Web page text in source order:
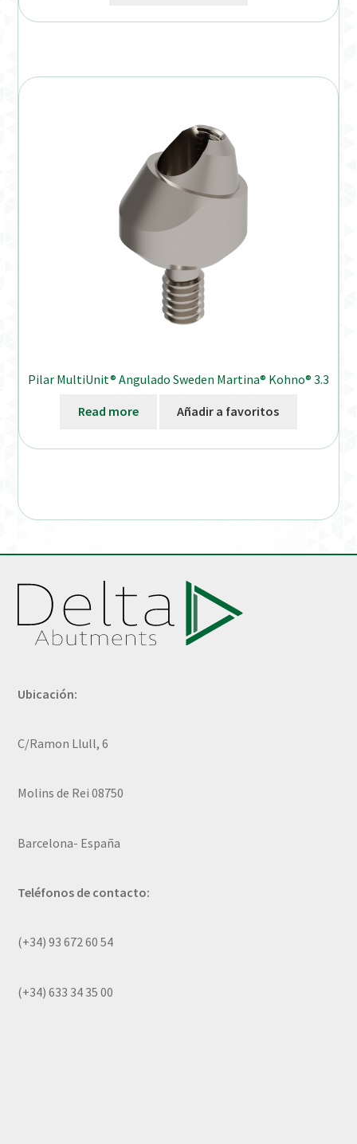
Pilar MultiUnit® Angulado Sweden Martina® Kohno® 3.3
Read more Añadir a favoritos
Ubicación:
C/Ramon Llull, 6
Molins de Rei 08750
Barcelona- España
Teléfonos de contacto:
(+34) 93 672 60 54
(+34) 633 34 35 00